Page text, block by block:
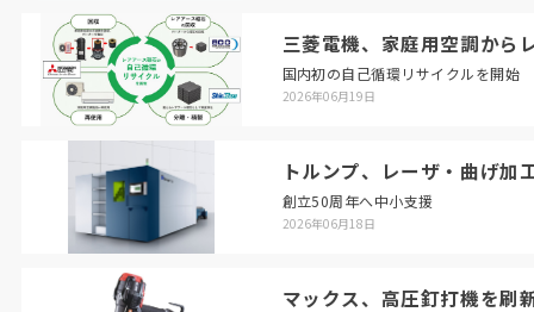
三菱電機、家庭用空調から
国内初の自己循環リサイクルを開始
2026年06月19日
トルンプ、レーザ・曲げ加
創立50周年へ中小支援
2026年06月18日
マックス、高圧釘打機を刷